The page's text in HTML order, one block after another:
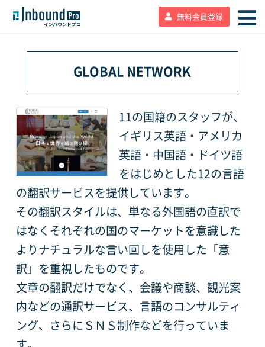
無料会員登録
GLOBAL NETWORK
11の国籍のスタッフが、
イギリス英語・アメリカ
英語・中国語・ドイツ語
をはじめとした12の言語
の翻訳サービスを提供しています。
その翻訳スタイルは、単なる外国語の直訳で
はなくそれぞれの国のマーケットを意識した
よりナチュラルな言い回しを使用した「意
訳」を重視したものです。
文章の翻訳だけでなく、会議や商談、観光案
内などの通訳サービス、言語のコンサルティ
ング、さらにＳＮＳ制作などを行っていま
す。